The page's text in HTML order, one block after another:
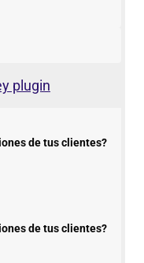
plugin
de tus clientes?
de tus clientes?